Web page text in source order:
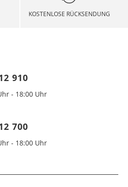
KOSTENLOSE RÜCKSENDUNG
910
- 18:00 Uhr
700
- 18:00 Uhr